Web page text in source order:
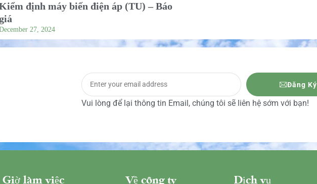
định máy biến điện áp (TU) – Báo
27, 2024
Đăng Ký
Vui lòng để lại thông tin Email, chúng tôi sẽ liên hệ sớm với bạn!
Giờ làm việc Về công ty Dịch vụ